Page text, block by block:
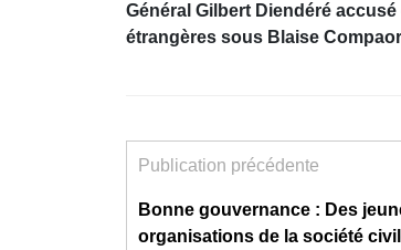
Général Gilbert Diendéré
étrangères sous Blaise
Publication précédente
Bonne gouvernance : Des
organisations de la société